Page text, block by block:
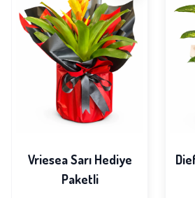
Vriesea Sarı Hediye
Paketli